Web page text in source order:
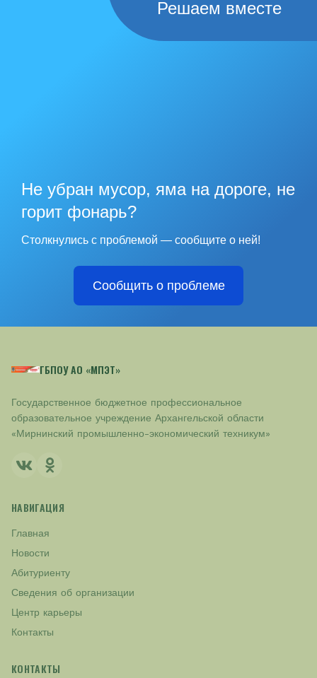
Решаем вместе
Не убран мусор, яма на дороге, не
горит фонарь?
Столкнулись с проблемой — сообщите о ней!
Сообщить о проблеме
ГБПОУ АО «МПЭТ»
Государственное бюджетное профессиональное
образовательное учреждение Архангельской области
«Мирнинский промышленно-экономический техникум»
НАВИГАЦИЯ
Главная
Новости
Абитуриенту
Сведения об организации
Центр карьеры
Контакты
КОНТАКТЫ